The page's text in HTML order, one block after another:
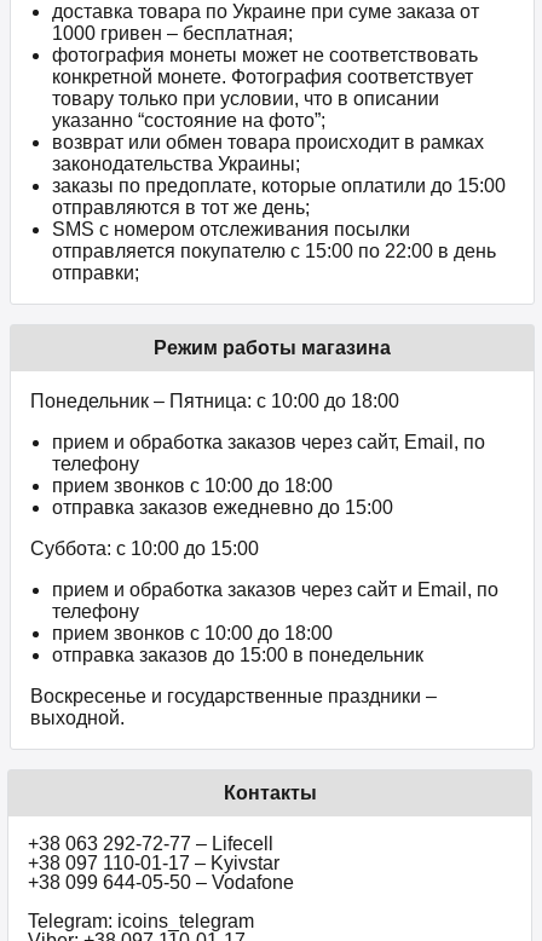
доставка товара по Украине при суме заказа от
1000 гривен – бесплатная;
фотография монеты может не соответствовать
конкретной монете. Фотография соответствует
товару только при условии, что в описании
указанно “состояние на фото”;
возврат или обмен товара происходит в рамках
законодательства Украины;
заказы по предоплате, которые оплатили до 15:00
отправляются в тот же день;
SMS с номером отслеживания посылки
отправляется покупателю с 15:00 по 22:00 в день
отправки;
Режим работы магазина
Понедельник – Пятница: с 10:00 до 18:00
прием и обработка заказов через сайт, Email, по
телефону
прием звонков c 10:00 до 18:00
отправка заказов ежедневно до 15:00
Суббота: с 10:00 до 15:00
прием и обработка заказов через сайт и Email, по
телефону
прием звонков c 10:00 до 18:00
отправка заказов до 15:00 в понедельник
Воскресенье и государственные праздники –
выходной.
Контакты
+38 063 292-72-77 – Lifecell
+38 097 110-01-17 – Kyivstar
+38 099 644-05-50 – Vodafone
Telegram: icoins_telegram